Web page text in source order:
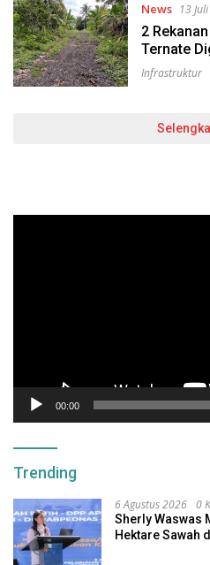
News 13
2
Ternate
Infrastruktur
00:00
Trending
6 Agustus 2026 0
Sherly Waswas
Hektare Sawah